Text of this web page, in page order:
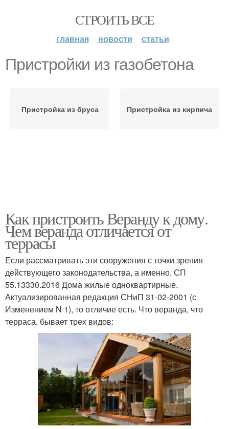
СТРОИТЬ ВСЕ
главная новости статьи
Пристройки из газобетона
Пристройка из бруса Пристройка из кирпича
Как пристроить Веранду к дому.
Чем веранда отличается от
террасы
Если рассматривать эти сооружения с точки зрения
действующего законодательства, а именно, СП
55.13330.2016 Дома жилые одноквартирные.
Актуализированная редакция СНиП 31-02-2001 (с
Изменением N 1), то отличие есть. Что веранда, что
терраса, бывает трех видов: